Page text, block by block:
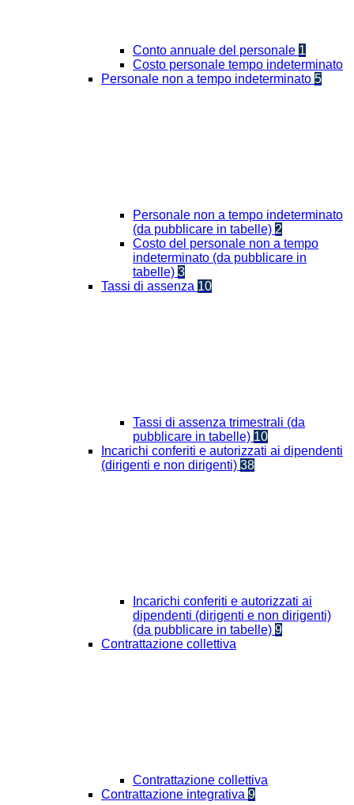
Conto annuale del personale 1
Costo personale tempo indeterminato
Personale non a tempo indeterminato 5
Personale non a tempo indeterminato
(da pubblicare in tabelle) 2
Costo del personale non a tempo
indeterminato (da pubblicare in
tabelle) 3
Tassi di assenza 10
Tassi di assenza trimestrali (da
pubblicare in tabelle) 10
Incarichi conferiti e autorizzati ai dipendenti
(dirigenti e non dirigenti) 38
Incarichi conferiti e autorizzati ai
dipendenti (dirigenti e non dirigenti)
(da pubblicare in tabelle) 9
Contrattazione collettiva
Contrattazione collettiva
Contrattazione integrativa 9